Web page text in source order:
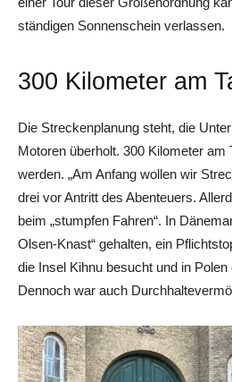
ständigen Sonnenschein verlassen.
300 Kilometer am
Die Streckenplanung steht, die
Motoren überholt. 300 Kilometer am
werden. „Am Anfang wollen wir
drei vor Antritt des Abenteuers.
beim „stumpfen Fahren“. In
Olsen-Knast“ gehalten, ein
die Insel Kihnu besucht und in
Dennoch war auch